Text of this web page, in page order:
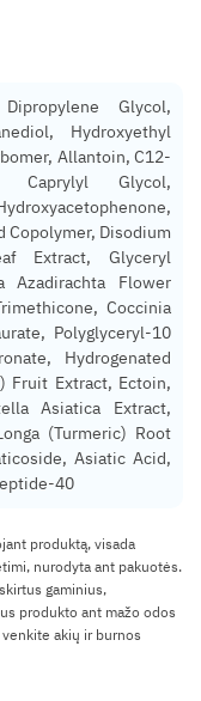
Glycol,
Hydroxyethyl
Allantoin, C12-
Caprylyl Glycol,
Copolymer, Disodium
Extract, Glyceryl
Azadirachta Flower
Coccinia
Polyglyceryl-10
Hydrogenated
Fruit Extract, Ectoin,
Asiatica Extract,
(Turmeric) Root
Asiatic Acid,
40
produktą, visada
nurodyta ant pakuotės.
gaminius,
produkto ant mažo odos
akių ir burnos